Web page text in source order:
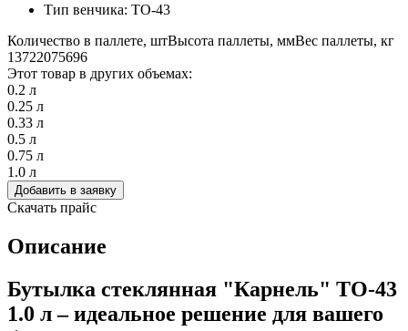
Тип венчика: TO-43
Количество в паллете, штВысота паллеты, ммВес паллеты, кг
13722075696
Этот товар в других объемах:
0.2 л
0.25 л
0.33 л
0.5 л
0.75 л
1.0 л
Добавить в заявку
Скачать прайс
Описание
Бутылка стеклянная "Карнель" TO-43
1.0 л – идеальное решение для вашего